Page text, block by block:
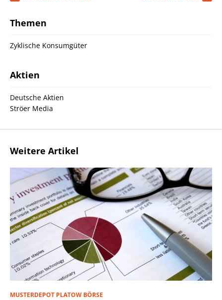
Themen
Zyklische Konsumgüter
Aktien
Deutsche Aktien
Ströer Media
Weitere Artikel
MUSTERDEPOT PLATOW BÖRSE